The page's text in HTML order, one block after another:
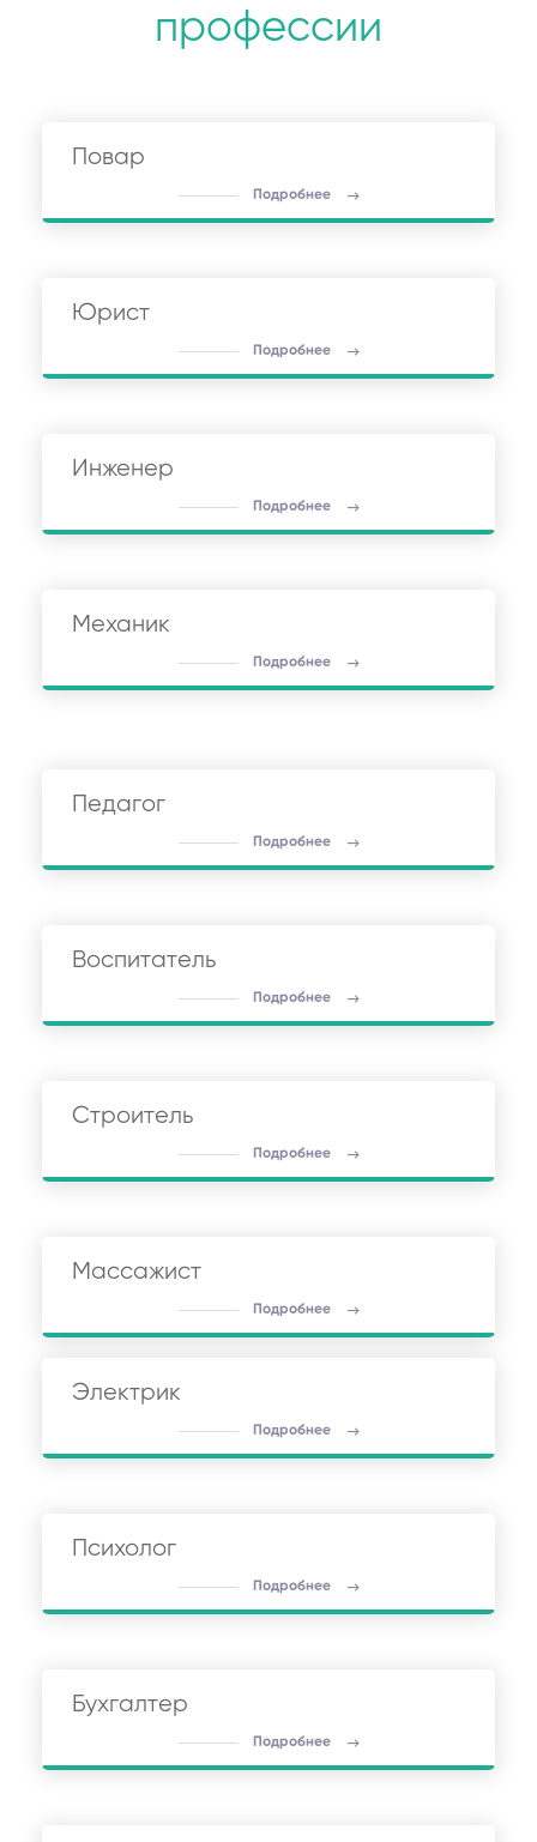
профессии
Повар
Подробнее
Юрист
Подробнее
Инженер
Подробнее
Механик
Подробнее
Педагог
Подробнее
Воспитатель
Подробнее
Строитель
Подробнее
Массажист
Подробнее
Электрик
Подробнее
Психолог
Подробнее
Бухгалтер
Подробнее